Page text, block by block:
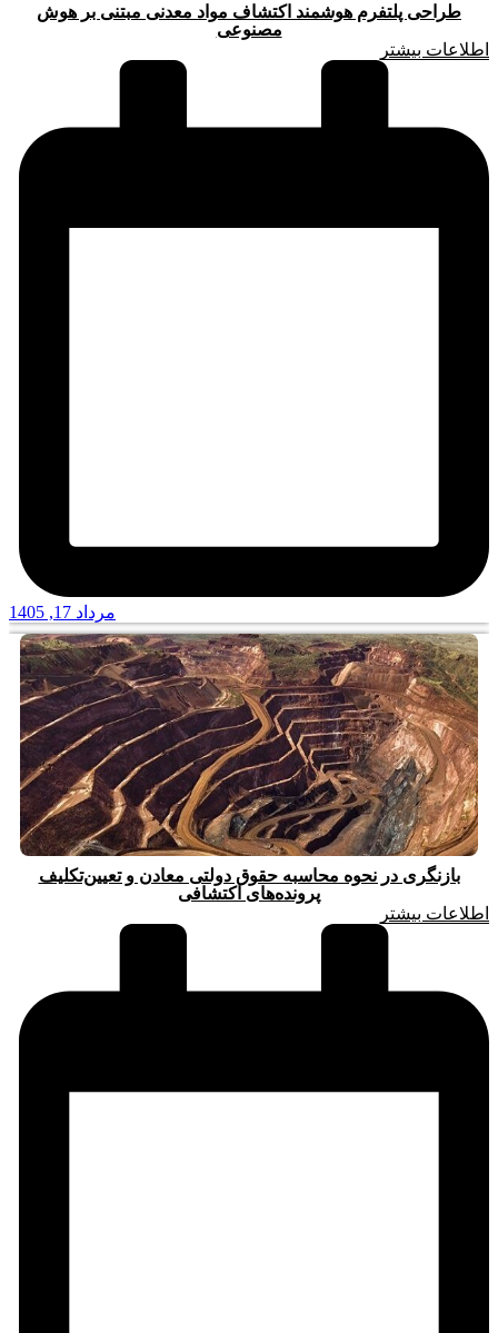
طراحی پلتفرم هوشمند اکتشاف مواد معدنی مبتنی بر هوش
مصنوعی
اطلاعات بیشتر
مرداد 17, 1405
بازنگری در نحوه محاسبه حقوق دولتی معادن و تعیین‌تکلیف
پرونده‌های اکتشافی
اطلاعات بیشتر